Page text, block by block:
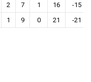
2 7 1 16
-15
1 9 0 21 -21